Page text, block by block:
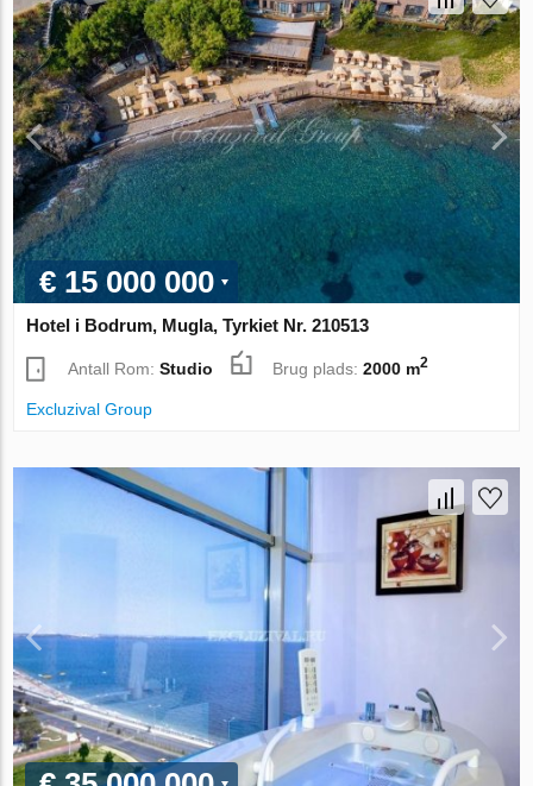
€ 15 000 000
Hotel i Bodrum, Mugla, Tyrkiet Nr. 210513
Antall Rom:Studio Brug plads:2000 m2
Excluzival Group